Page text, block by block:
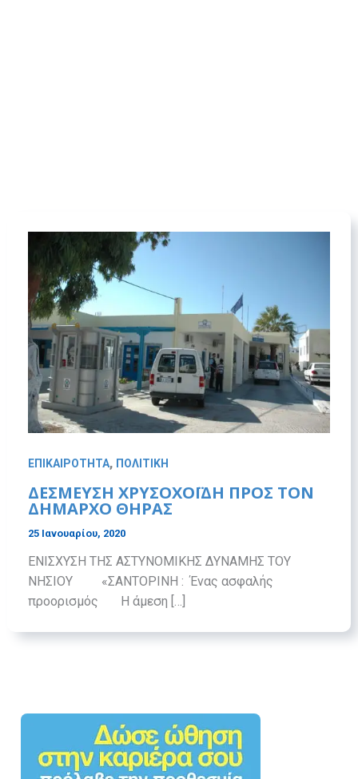
ΕΠΙΚΑΙΡΟΤΗΤΑ, ΠΟΛΙΤΙΚΗ
ΔΕΣΜΕΥΣΗ ΧΡΥΣΟΧΟΪΔΗ ΠΡΟΣ ΤΟΝ
ΔΗΜΑΡΧΟ ΘΗΡΑΣ
25 Ιανουαρίου, 2020
ΕΝΙΣΧΥΣΗ ΤΗΣ ΑΣΤΥΝΟΜΙΚΗΣ ΔΥΝΑΜΗΣ ΤΟΥ
ΝΗΣΙΟΥ «ΣΑΝΤΟΡΙΝΗ : Ένας ασφαλής
προορισμός Η άμεση […]